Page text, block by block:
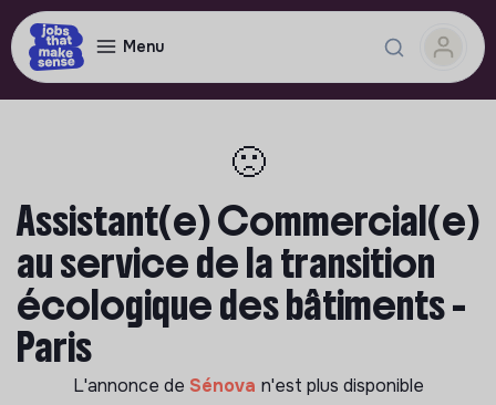
Menu
🙁
Assistant(e) Commercial(e)
au service de la transition
écologique des bâtiments -
Paris
L'annonce de Sénova n'est plus disponible